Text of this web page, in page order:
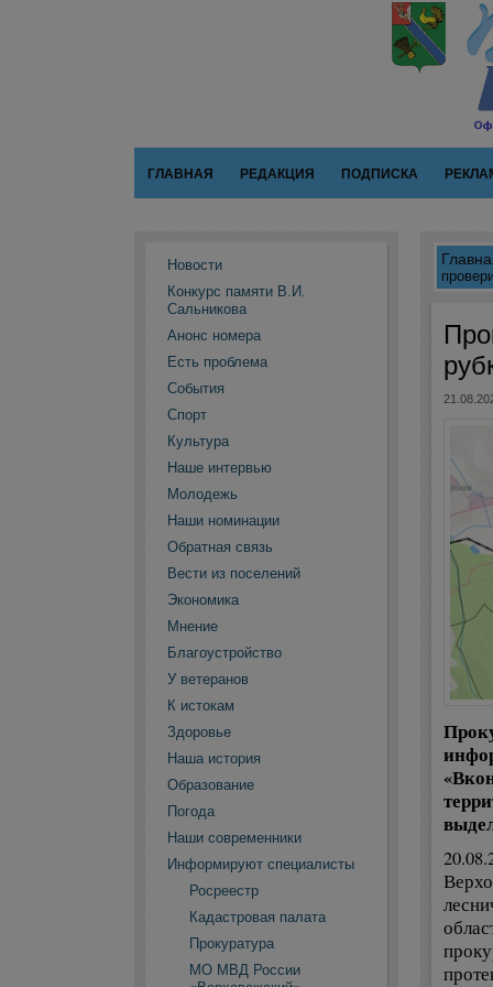
ГЛАВНАЯ РЕДАКЦИЯ ПОДПИСКА
Новости
Конкурс памяти В.И.
Сальникова
Анонс номера
Есть проблема
События
Спорт
Культура
Наше интервью
Молодежь
Наши номинации
Обратная связь
Вести из поселений
Экономика
Мнение
Благоустройство
У ветеранов
К истокам
Здоровье
Наша история
Образование
Погода
Наши современники
Информируют специалисты
Росреестр
Кадастровая палата
Прокуратура
МО МВД России